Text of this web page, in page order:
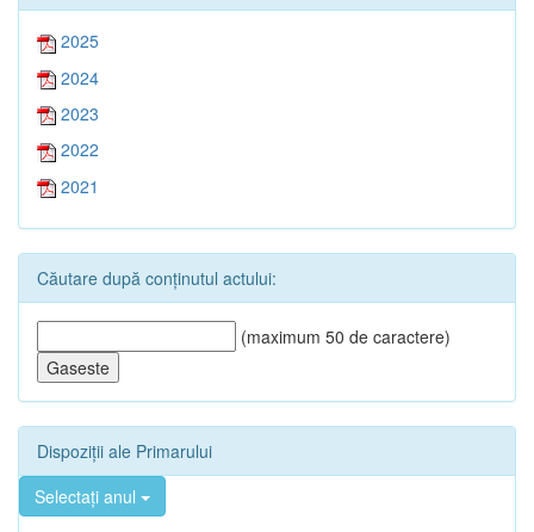
2025
2024
2023
2022
2021
Căutare după conținutul actului:
(maximum 50 de caractere)
Dispoziții ale Primarului
Selectați anul